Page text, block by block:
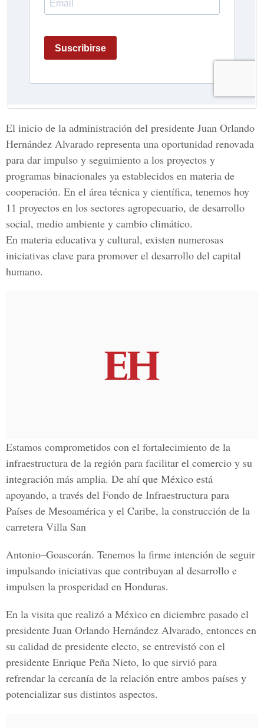
El inicio de la administración del presidente Juan Orlando
Hernández Alvarado representa una oportunidad renovada
para dar impulso y seguimiento a los proyectos y
programas binacionales ya establecidos en materia de
cooperación. En el área técnica y científica, tenemos hoy
11 proyectos en los sectores agropecuario, de desarrollo
social, medio ambiente y cambio climático.
En materia educativa y cultural, existen numerosas
iniciativas clave para promover el desarrollo del capital
humano.
Estamos comprometidos con el fortalecimiento de la
infraestructura de la región para facilitar el comercio y su
integración más amplia. De ahí que México está
apoyando, a través del Fondo de Infraestructura para
Países de Mesoamérica y el Caribe, la construcción de la
carretera Villa San
Antonio–Goascorán. Tenemos la firme intención de seguir
impulsando iniciativas que contribuyan al desarrollo e
impulsen la prosperidad en Honduras.
En la visita que realizó a México en diciembre pasado el
presidente Juan Orlando Hernández Alvarado, entonces en
su calidad de presidente electo, se entrevistó con el
presidente Enrique Peña Nieto, lo que sirvió para
refrendar la cercanía de la relación entre ambos países y
potencializar sus distintos aspectos.